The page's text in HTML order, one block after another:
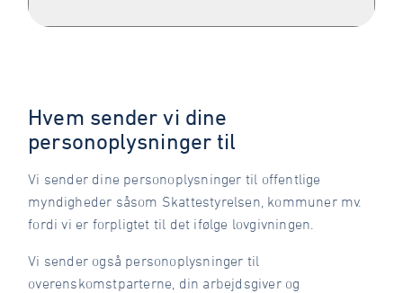
Hvem sender vi dine
personoplysninger til
Vi sender dine personoplysninger til offentlige
myndigheder såsom Skattestyrelsen, kommuner mv.
fordi vi er forpligtet til det ifølge lovgivningen.
Vi sender også personoplysninger til
overenskomstparterne, din arbejdsgiver og